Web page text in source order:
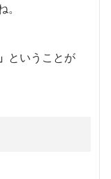
」 ということが